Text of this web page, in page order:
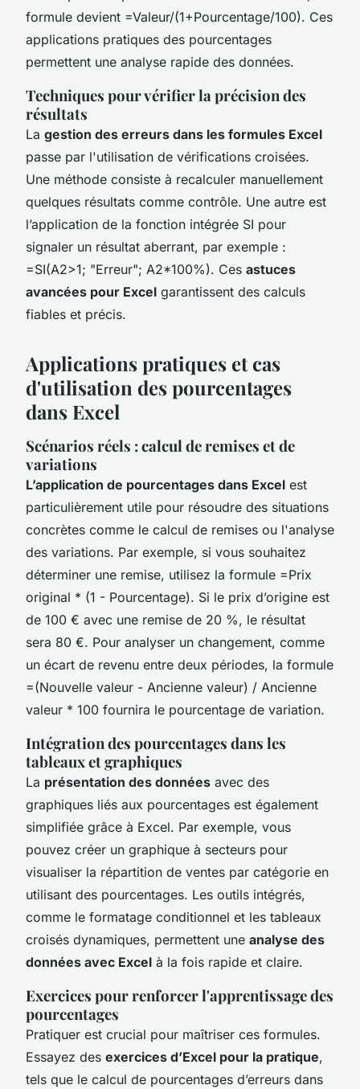
formule devient =Valeur/(1+Pourcentage/100). Ces
applications pratiques des pourcentages
permettent une analyse rapide des données.
Techniques pour vérifier la précision des
résultats
La gestion des erreurs dans les formules Excel
passe par l'utilisation de vérifications croisées.
Une méthode consiste à recalculer manuellement
quelques résultats comme contrôle. Une autre est
l’application de la fonction intégrée SI pour
signaler un résultat aberrant, par exemple :
=SI(A2>1; "Erreur"; A2*100%). Ces astuces
avancées pour Excel garantissent des calculs
fiables et précis.
Applications pratiques et cas
d'utilisation des pourcentages
dans Excel
Scénarios réels : calcul de remises et de
variations
L’application de pourcentages dans Excel est
particulièrement utile pour résoudre des situations
concrètes comme le calcul de remises ou l'analyse
des variations. Par exemple, si vous souhaitez
déterminer une remise, utilisez la formule =Prix
original * (1 - Pourcentage). Si le prix d’origine est
de 100 € avec une remise de 20 %, le résultat
sera 80 €. Pour analyser un changement, comme
un écart de revenu entre deux périodes, la formule
=(Nouvelle valeur - Ancienne valeur) / Ancienne
valeur * 100 fournira le pourcentage de variation.
Intégration des pourcentages dans les
tableaux et graphiques
La présentation des données avec des
graphiques liés aux pourcentages est également
simplifiée grâce à Excel. Par exemple, vous
pouvez créer un graphique à secteurs pour
visualiser la répartition de ventes par catégorie en
utilisant des pourcentages. Les outils intégrés,
comme le formatage conditionnel et les tableaux
croisés dynamiques, permettent une analyse des
données avec Excel à la fois rapide et claire.
Exercices pour renforcer l'apprentissage des
pourcentages
Pratiquer est crucial pour maîtriser ces formules.
Essayez des exercices d’Excel pour la pratique,
tels que le calcul de pourcentages d’erreurs dans